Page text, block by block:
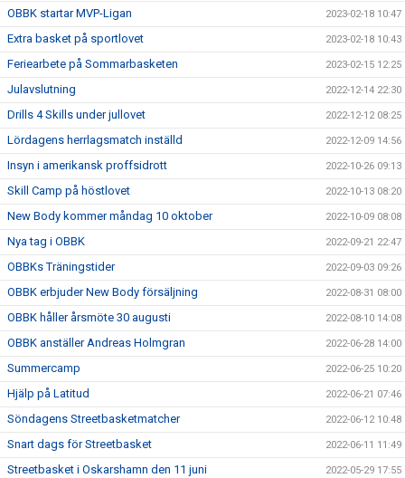
OBBK startar MVP-Ligan 2023-02-18 10:47
Extra basket på sportlovet 2023-02-18 10:43
Feriearbete på Sommarbasketen 2023-02-15 12:25
Julavslutning 2022-12-14 22:30
Drills 4 Skills under jullovet 2022-12-12 08:25
Lördagens herrlagsmatch inställd 2022-12-09 14:56
Insyn i amerikansk proffsidrott 2022-10-26 09:13
Skill Camp på höstlovet 2022-10-13 08:20
New Body kommer måndag 10 oktober 2022-10-09 08:08
Nya tag i OBBK 2022-09-21 22:47
OBBKs Träningstider 2022-09-03 09:26
OBBK erbjuder New Body försäljning 2022-08-31 08:00
OBBK håller årsmöte 30 augusti 2022-08-10 14:08
OBBK anställer Andreas Holmgran 2022-06-28 14:00
Summercamp 2022-06-25 10:20
Hjälp på Latitud 2022-06-21 07:46
Söndagens Streetbasketmatcher 2022-06-12 10:48
Snart dags för Streetbasket 2022-06-11 11:49
Streetbasket i Oskarshamn den 11 juni 2022-05-29 17:55